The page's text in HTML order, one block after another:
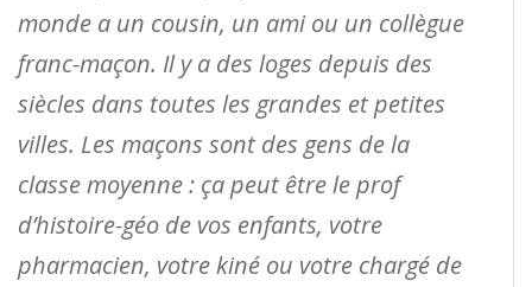
monde a un cousin, un ami ou un collègue
franc-maçon. Il y a des loges depuis des
siècles dans toutes les grandes et petites
villes. Les maçons sont des gens de la
classe moyenne : ça peut être le prof
d’histoire-géo de vos enfants, votre
pharmacien, votre kiné ou votre chargé de